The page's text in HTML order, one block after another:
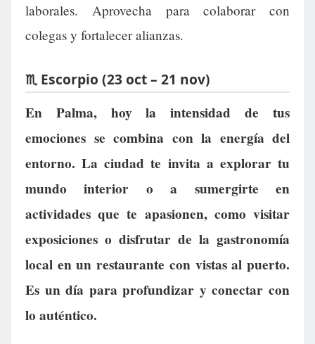
laborales. Aprovecha para colaborar con
colegas y fortalecer alianzas.
♏ Escorpio (23 oct – 21 nov)
En Palma, hoy la intensidad de tus
emociones se combina con la energía del
entorno. La ciudad te invita a explorar tu
mundo interior o a sumergirte en
actividades que te apasionen, como visitar
exposiciones o disfrutar de la gastronomía
local en un restaurante con vistas al puerto.
Es un día para profundizar y conectar con
lo auténtico.